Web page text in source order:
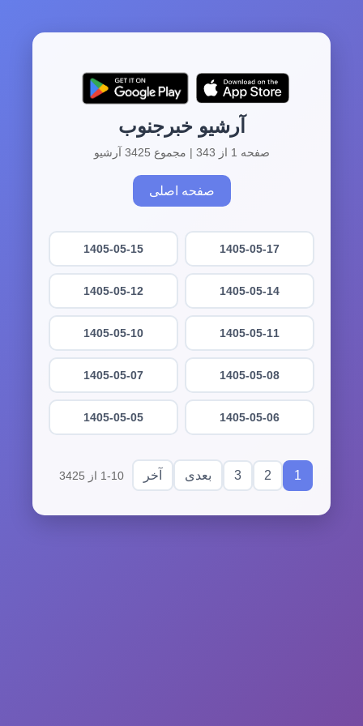
آرشیو خبرجنوب
صفحه 1 از 343 | مجموع 3425 آرشیو
صفحه اصلی
1405-05-17
1405-05-15
1405-05-14
1405-05-12
1405-05-11
1405-05-10
1405-05-08
1405-05-07
1405-05-06
1405-05-05
1
2
3 بعدی آخر 1-10 از 3425